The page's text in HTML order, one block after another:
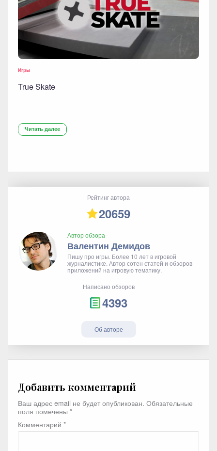
Игры
True Skate
Читать далее
Рейтинг автора
20659
Автор обзора
Валентин Демидов
Пишу про игры. Более 10 лет в игровой
журналистике. Автор сотен статей и обзоров
приложений на игровую тематику.
Написано обзоров
4393
Об авторе
Добавить комментарий
Ваш адрес email не будет опубликован. Обязательные
поля помечены *
Комментарий *